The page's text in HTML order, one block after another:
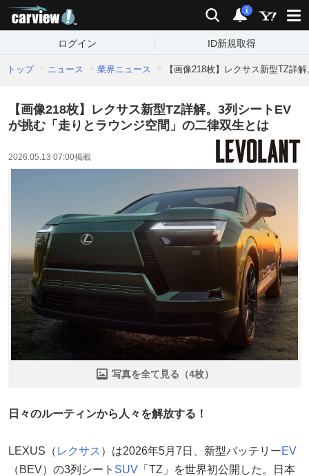
検索 通知
i
ログイン ID新規取得
トップ ニュース 業界ニュース 【画像218枚】レクサス新型TZ詳
【画像218枚】レクサス新型TZ詳解。3列シートEV
が挑む「走りとラウンジ空間」の二律双生とは
2026.05.13 07:00掲載
写真を全て見る（4枚）
日々のルーティンから人々を解放する！
LEXUS（ レクサス ）は2026年5月7日、新型バッテリーEV
（BEV）の3列シート SUV 「TZ」を世界初公開した。日本